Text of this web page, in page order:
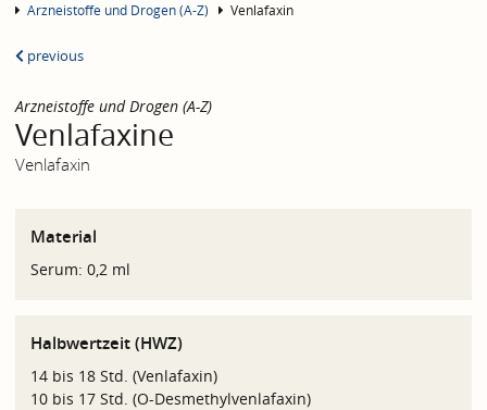
Arzneistoffe und Drogen (A-Z)
Venlafaxin
previous
Arzneistoffe und Drogen (A-Z)
Venlafaxine
Venlafaxin
Material
Serum: 0,2 ml
Halbwertzeit (HWZ)
14 bis 18 Std. (Venlafaxin)
10 bis 17 Std. (O-Desmethylvenlafaxin)